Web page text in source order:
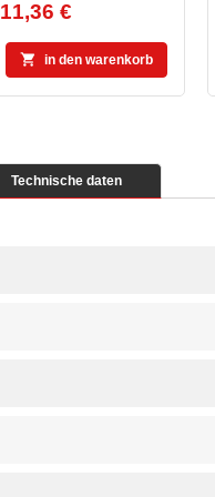
Preis
11,36 €
 in den warenkorb
Technische daten